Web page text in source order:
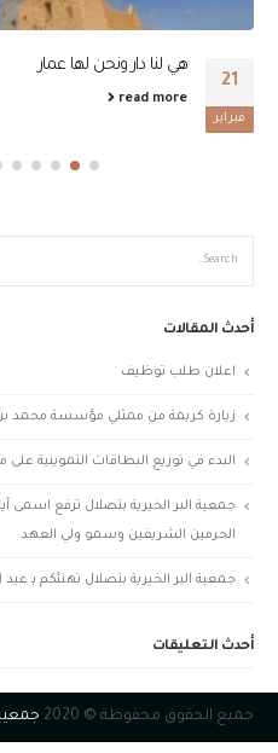
21
فبراير
هي لنا دار ونحن لها عمار
read more
أحدث المقالات
اعلان طلب توظيف
زيارة كريمة من ممثلي مؤسسة محمد بن
البدء في توزيع البطاقات التموينية
جمعية البر الخيرية بتصلال ترفع اسمى
الحرمين الشريفين وسمو ولي العهد
جمعية البر الخيرية بتصلال تهنئكم بـ
أحدث التعليقات
جميع الحقوق محفوظة © 2020